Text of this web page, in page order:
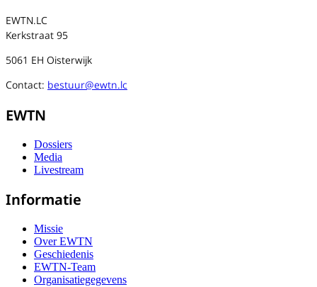
EWTN.LC
Kerkstraat 95
5061 EH Oisterwijk
Contact: bestuur@ewtn.lc
EWTN
Dossiers
Media
Livestream
Informatie
Missie
Over EWTN
Geschiedenis
EWTN-Team
Organisatiegegevens